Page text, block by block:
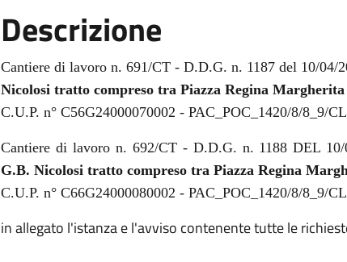
Descrizione
Cantiere di lavoro n. 691/CT - D.D.G. n. 1187 del 10/04/
Nicolosi tratto compreso tra Piazza Regina
C.U.P. n° C56G24000070002 - PAC_POC_1420/8/8_9/
Cantiere di lavoro n. 692/CT - D.D.G. n. 1188 DEL
G.B. Nicolosi tratto compreso tra Piazza Regina
C.U.P. n° C66G24000080002 - PAC_POC_1420/8/8_9/
in allegato l'istanza e l'avviso contenente tutte le